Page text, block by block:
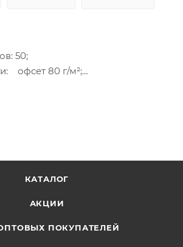
50;
офсет 80 г/м²;
КАТАЛОГ
АКЦИИ
ПОКУПАТЕЛЕЙ